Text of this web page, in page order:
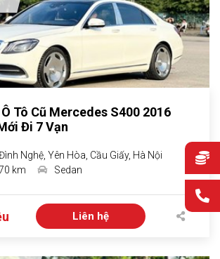
Tô Cũ Mercedes S400 2016
Đi 7 Vạn
Nghệ, Yên Hòa, Cầu Giấy, Hà Nội
km Sedan
Liên hệ